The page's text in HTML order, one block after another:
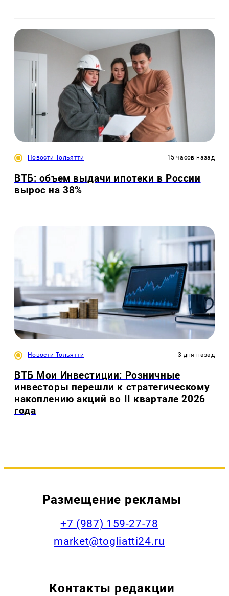
Новости Тольятти 15 часов назад
ВТБ: объем выдачи ипотеки в России
вырос на 38%
Новости Тольятти 3 дня назад
ВТБ Мои Инвестиции: Розничные
инвесторы перешли к стратегическому
накоплению акций во II квартале 2026
года
Размещение рекламы
+7 (987) 159-27-78
market@togliatti24.ru
Контакты редакции